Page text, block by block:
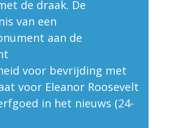
de draak. De
van een
aan de
voor bevrijding met
voor Eleanor Roosevelt
in het nieuws (24-